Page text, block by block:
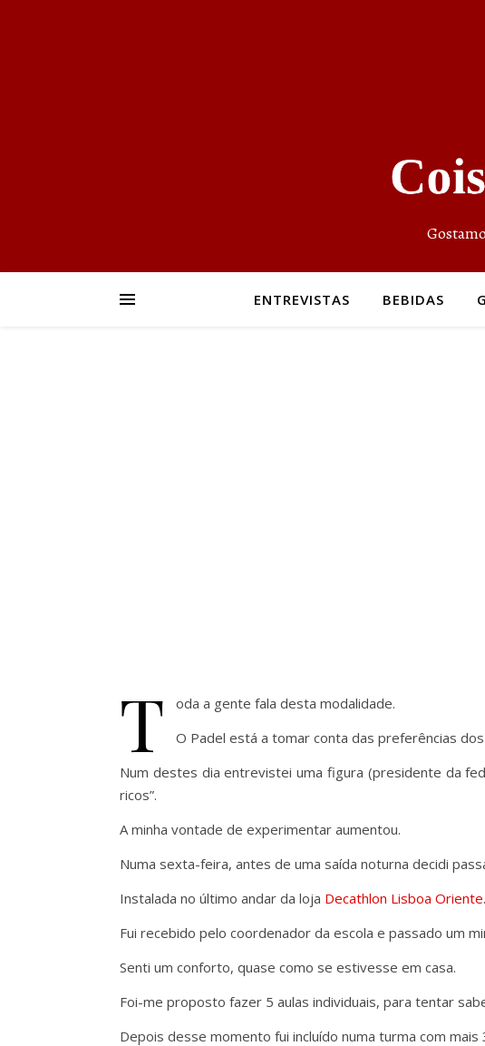
ENTREVISTAS BEBIDAS
T
oda a gente fala desta modalidade.
O Padel está a tomar conta das preferências
Num destes dia entrevistei uma figura (presidente da
ricos”.
A minha vontade de experimentar aumentou.
Numa sexta-feira, antes de uma saída noturna decidi
Instalada no último andar da loja Decathlon Lisboa Oriente.
Fui recebido pelo coordenador da escola e passado um
Senti um conforto, quase como se estivesse em casa.
Foi-me proposto fazer 5 aulas individuais, para tentar
Depois desse momento fui incluído numa turma com mais